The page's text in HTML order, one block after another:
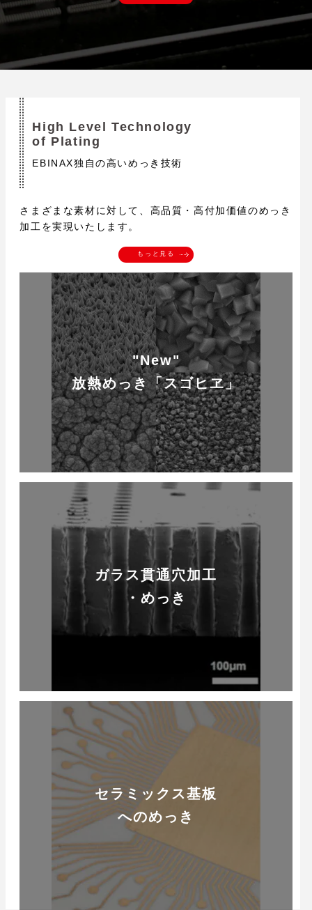
High Level Technology
of Plating
EBINAX独自の高いめっき技術
さまざまな素材に対して、高品質・高付加価値のめっき
加工を実現いたします。
もっと見る
"New"
放熱めっき「スゴヒヱ」
ガラス貫通穴加工
・めっき
セラミックス基板
へのめっき